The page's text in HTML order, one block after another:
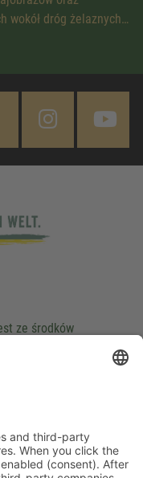
wokół dróg żelaznych…
ze środków
budżetu.
and third-party